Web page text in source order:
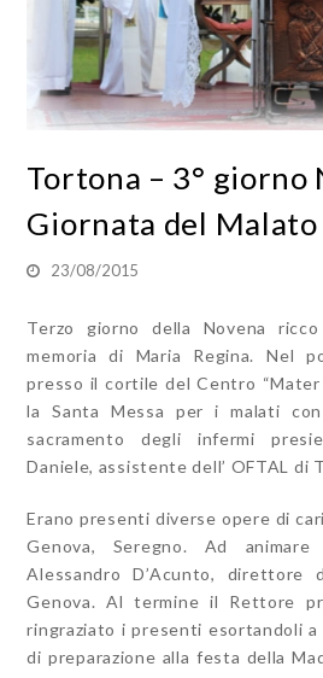
Tortona – 3° giorno
Giornata del Malato
23/08/2015
Terzo giorno della Novena
memoria di Maria Regina. Nel
presso il cortile del Centro
la Santa Messa per i malati con
sacramento degli infermi
Daniele, assistente dell’ OFTAL di
Erano presenti diverse opere di
Genova, Seregno. Ad
Alessandro D’Acunto, direttore
Genova. Al termine il Rettore
ringraziato i presenti esortandoli a
di preparazione alla festa della